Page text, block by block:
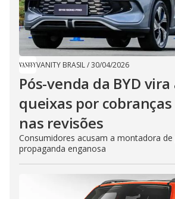
VANITY BRASIL/30/04/2026
Pós-venda da BYD
queixas por
nas revisões
Consumidores acusam a montadora de
propaganda enganosa